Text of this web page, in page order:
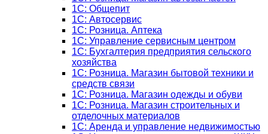
1C: Общепит
1С: Автосервис
1С: Розница. Аптека
1С: Управление сервисным центром
1С: Бухгалтерия предприятия сельского
хозяйства
1С: Розница. Магазин бытовой техники и
средств связи
1С: Розница. Магазин одежды и обуви
1С: Розница. Магазин строительных и
отделочных материалов
1С: Аренда и управление недвижимостью